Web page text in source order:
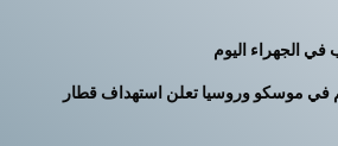
في الجهراء اليوم
في موسكو وروسيا تعلن استهداف قطار